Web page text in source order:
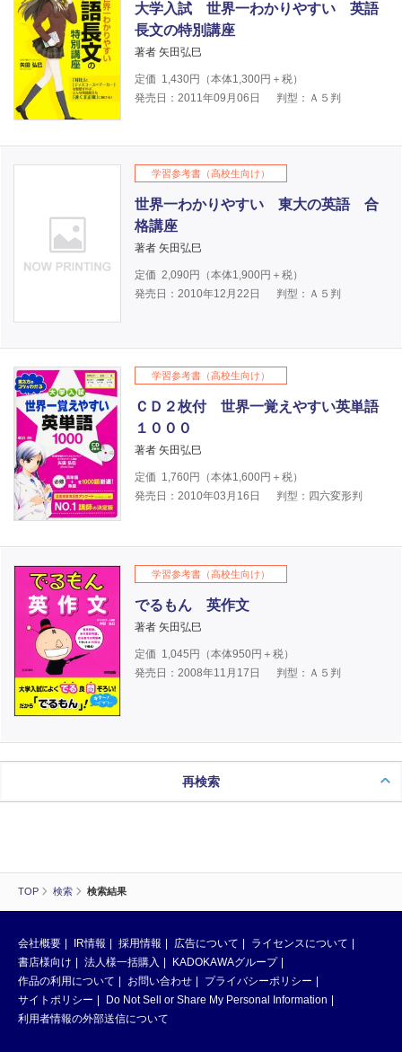
TOP 検索 検索結果
大学入試 世界一わかりやすい 英語
長文の特別講座
著者 矢田弘巳
定価 1,430円（本体1,300円＋税）
発売日：2011年09月06日
判型：Ａ５判
学習参考書（高校生向け）
世界一わかりやすい 東大の英語 合
格講座
著者 矢田弘巳
定価 2,090円（本体1,900円＋税）
発売日：2010年12月22日
判型：Ａ５判
学習参考書（高校生向け）
ＣＤ２枚付 世界一覚えやすい英単語
１０００
著者 矢田弘巳
定価 1,760円（本体1,600円＋税）
発売日：2010年03月16日
判型：四六変形判
学習参考書（高校生向け）
でるもん 英作文
著者 矢田弘巳
定価 1,045 円（本体950円＋税）
発売日：2008年11月17日
判型：Ａ５判
再検索
会社概要 IR情報 採用情報 広告について
ライセンスについて
書店様向け
法人様一括購入
KADOKAWAグループ
作品の利用について
お問い合わせ
プライバシーポリシー
サイトポリシー
Do Not Sell or Share My Personal Information
利用者情報の外部送信について